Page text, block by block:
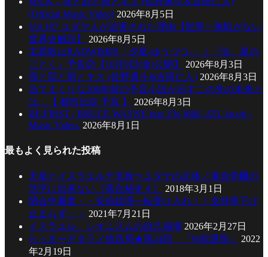
(Official Music Video) 2026年8月5日
Vol.187 ユダヤ人が迫害された理由【世界一無駄がない
世界史解説】
2026年8月5日
主題歌はRADWIMPS「夕星-ゆうづつ-」｜『汝、星の
ごとく』予告②【10月9日(金)公開】
2026年8月3日
罪と罰と雨とキス (佐野勇斗&吉田仁人) 2026年8月3日
当てまくりな200年前の予言小説が示すこの先の未来と
は…【 都市伝説 予言 】
2026年8月3日
BE:FIRST / BRUCE WAYNE feat. Flo Milli, ATL Jacob -
Music Video- 2026年8月1日
最もよく見られた投稿
天皇とイスラエル十支族〜ユダヤの正体／落合莞爾の
活字に出来ない《落合秘史４》
2018年3月1日
閉会中審査・・安倍総理一転受け入れ！！支持率下げ
止まらず・・
2021年7月21日
イスラエル、シオニズムの自己崩壊 2026年2月27日
らっきーデタラメ放送局★第24回 『W総選挙』
2022
年2月19日